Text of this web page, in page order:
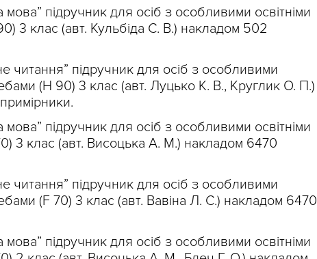
мова” підручник для осіб з особливими освітніми
3 клас (авт. Кульбіда С. В.) накладом 502
читання” підручник для осіб з особливими
(Н 90) 3 клас (авт. Луцько К. В., Круглик О. П.)
мова” підручник для осіб з особливими освітніми
3 клас (авт. Висоцька А. М.) накладом 6470
читання” підручник для осіб з особливими
(F 70) 3 клас (авт. Вавіна Л. С.) накладом 6470
мова” підручник для осіб з особливими освітніми